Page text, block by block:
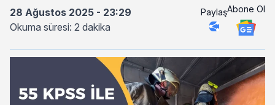
28 Ağustos 2025 - 23:29
Okuma süresi: 2 dakika
PaylaşAbone Ol